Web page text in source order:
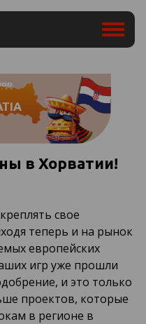
в Хорватии!
свое
теперь и на рынок
европейских
игр уже прошли
и это только
проектов, которые
в регионе в